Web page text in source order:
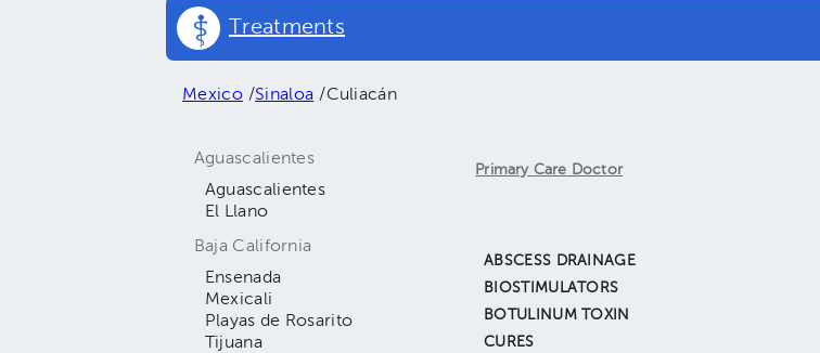
Treatments
Mexico /Sinaloa /Culiacán
Aguascalientes
Aguascalientes
El Llano
Baja California
Ensenada
Mexicali
Playas de Rosarito
Tijuana
Primary Care Doctor
ABSCESS DRAINAGE
BIOSTIMULATORS
BOTULINUM TOXIN
CURES